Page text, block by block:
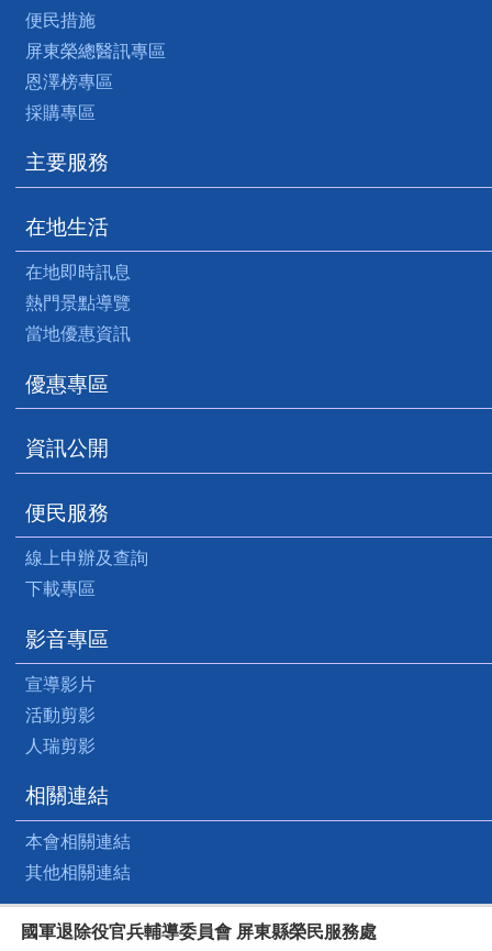
便民措施
屏東榮總醫訊專區
恩澤榜專區
採購專區
主要服務
在地生活
在地即時訊息
熱門景點導覽
當地優惠資訊
優惠專區
資訊公開
便民服務
線上申辦及查詢
下載專區
影音專區
宣導影片
活動剪影
人瑞剪影
相關連結
本會相關連結
其他相關連結
國軍退除役官兵輔導委員會 屏東縣榮民服務處